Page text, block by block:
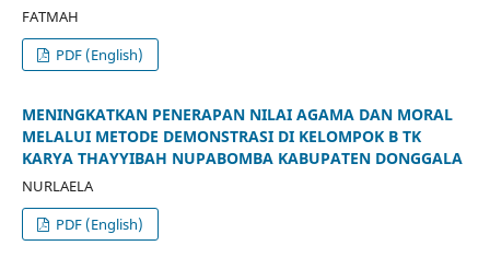
FATMAH
PDF (English)
MENINGKATKAN PENERAPAN NILAI AGAMA DAN MORAL
MELALUI METODE DEMONSTRASI DI KELOMPOK B TK
KARYA THAYYIBAH NUPABOMBA KABUPATEN DONGGALA
NURLAELA
PDF (English)